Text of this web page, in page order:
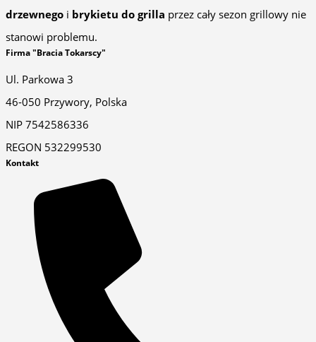
drzewnego i brykietu do grilla przez cały sezon grillowy nie
stanowi problemu.
Firma "Bracia Tokarscy"
Ul. Parkowa 3
46-050 Przywory, Polska
NIP 7542586336
REGON 532299530
Kontakt